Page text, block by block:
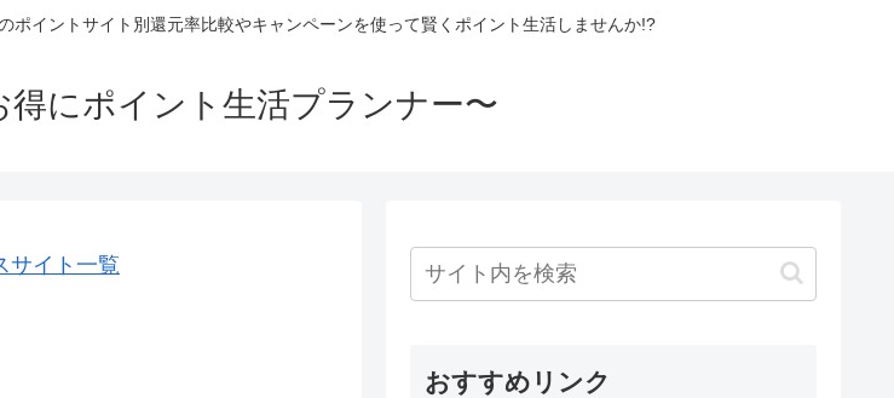
イントサイト別還元率比較やキャンペーンを使って賢くポイント生活しませんか!?
にポイント生活プランナー〜
サイト一覧
おすすめリンク